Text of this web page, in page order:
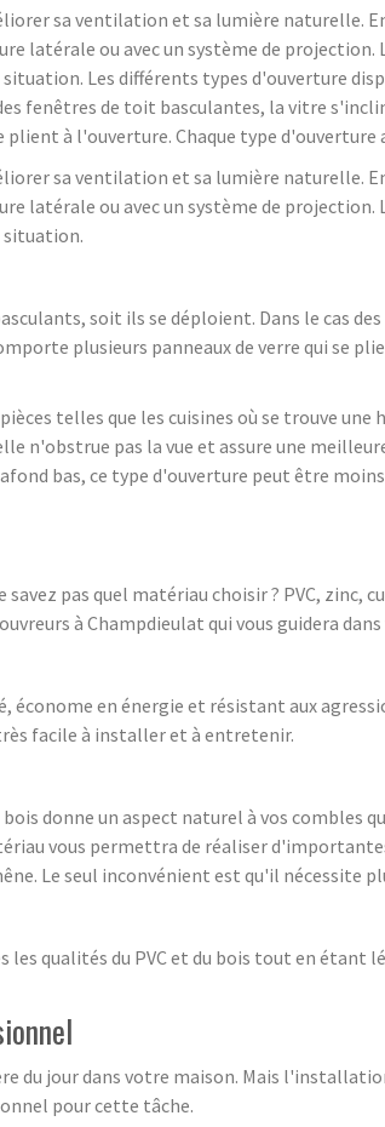
sa ventilation et sa lumière naturelle.
latérale ou avec un système de projection.
Les différents types d'ouverture
fenêtres de toit basculantes, la vitre
à l'ouverture. Chaque type d'ouverture
sa ventilation et sa lumière naturelle.
latérale ou avec un système de projection.
situation.
soit ils se déploient. Dans le cas
plusieurs panneaux de verre qui se
telles que les cuisines où se trouve
n'obstrue pas la vue et assure une
bas, ce type d'ouverture peut être
pas quel matériau choisir ? PVC, zinc,
à Champdieulat qui vous guidera
en énergie et résistant aux
facile à installer et à entretenir.
donne un aspect naturel à vos combles
vous permettra de réaliser
Le seul inconvénient est qu'il nécessite
les qualités du PVC et du bois tout en
du jour dans votre maison. Mais
pour cette tâche.